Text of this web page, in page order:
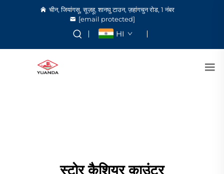
चीन, जियांगसू, सूज़हू, शानघु टाउन, ज़हांगचुन रोड, 1 नंबर
[email protected]
HI
स्टोर कैशियर काउंटर